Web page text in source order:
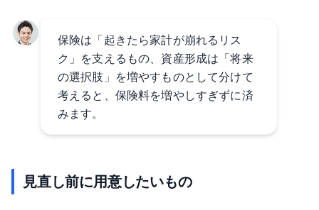
保険は「起きたら家計が崩れるリス
ク」を支えるもの、資産形成は「将来
の選択肢」を増やすものとして分けて
考えると、保険料を増やしすぎずに済
みます。
見直し前に用意したいもの